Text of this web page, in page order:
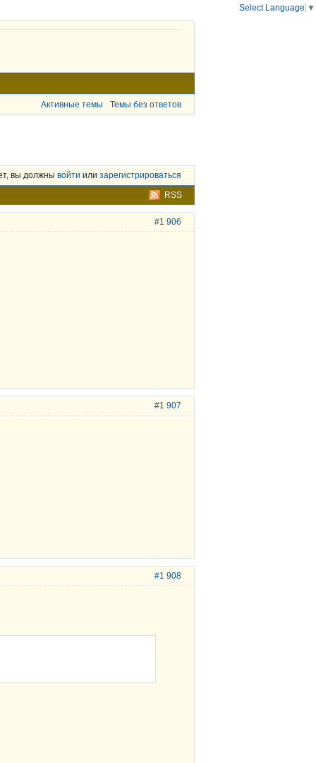
Активные темы Темы без ответов
вы должны войти или зарегистрироваться
RSS
#1 906
#1 907
#1 908
Select Language ▼